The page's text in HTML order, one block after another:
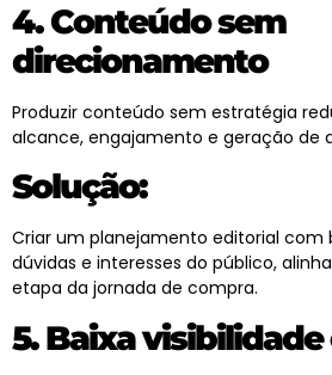
4. Conteúdo sem
direcionamento
Produzir conteúdo sem estratégia
alcance, engajamento e geração de
Solução:
Criar um planejamento editorial com
dúvidas e interesses do público,
etapa da jornada de compra.
5. Baixa